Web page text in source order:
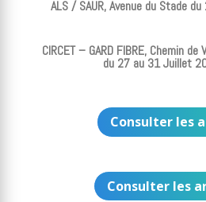
ALS / SAUR, Avenue du Stade
CIRCET – GARD FIBRE, Chemin
du 27 au 31 Juillet
Consulter les
Consulter les